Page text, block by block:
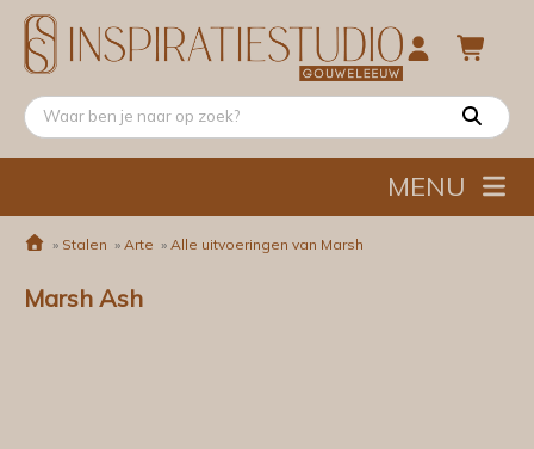
MENU
» Stalen » Arte » Alle uitvoeringen van Marsh
Marsh Ash